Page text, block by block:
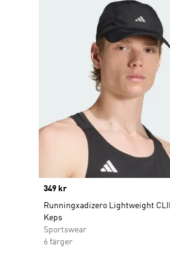
Price
349 kr
Runningxadizero Lightweight
Keps
Sportswear
6 färger